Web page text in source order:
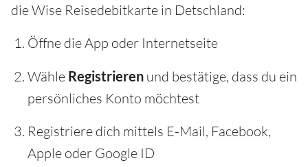
die Wise Reisedebitkarte in Detschland:
Öffne die App oder Internetseite
Wähle Registrieren und bestätige, dass du ein
persönliches Konto möchtest
Registriere dich mittels E-Mail, Facebook,
Apple oder Google ID